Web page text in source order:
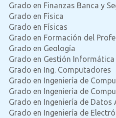
Grado en Finanzas Banca y
Grado en Física
Grado en Físicas
Grado en Formación del
Grado en Geología
Grado en Gestión
Grado en Ing. Computadores
Grado en Ingeniería de
Grado en Ingeniería de
Grado en Ingeniería de Datos
Grado en Ingeniería de